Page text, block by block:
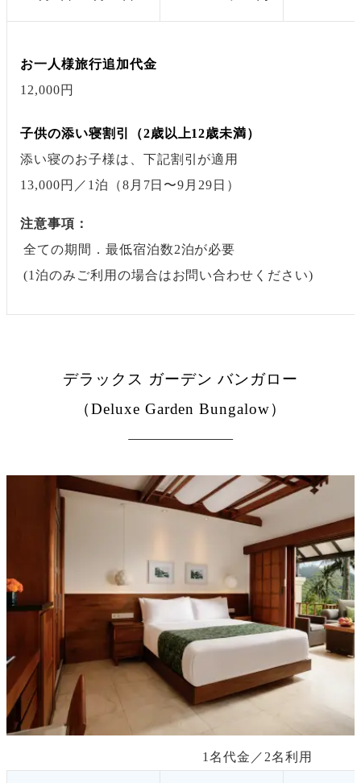
お一人様旅行追加代金
12,000円
子供の添い寝割引（2歳以上12歳未満）
添い寝のお子様は、下記割引が適用
13,000円 ／1泊 （8月7日〜9月29日）
注意事項：
全ての期間．最低宿泊数2泊が必要
(1泊のみご利用の場合はお問い合わせください)
デラックス ガーデン バンガロー
（Deluxe Garden Bungalow）
1名代金／ 2名利用